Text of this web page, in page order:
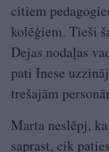
citiem
kolēģiem. Tieši
Dejas nodaļas
pati Inese
trešajām
Marta neslēpj,
saprast, cik